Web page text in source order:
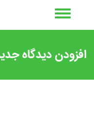
افزودن دیدگاه